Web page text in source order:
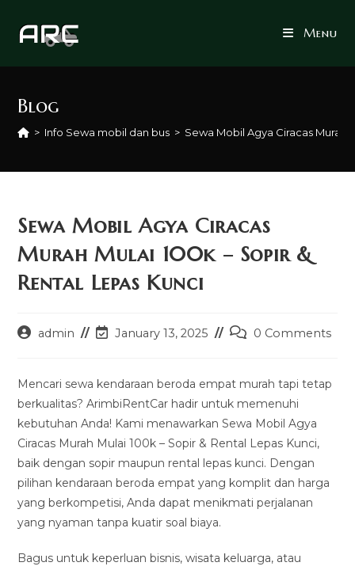
Menu
Blog
> Info Sewa mobil dan bus > Sewa Mobil Agya Ciracas Murah
Sewa Mobil Agya Ciracas
Murah Mulai 100k – Sopir &
Rental Lepas Kunci
Postadmin
PostJanuary 13, 2025
Post0 Comments
Mencari sewa kendaraan beroda empat murah tapi tetap
berkualitas? ArimbiRentCar hadir untuk memenuhi
kebutuhan Anda! Kami menawarkan Sewa Mobil Agya
Ciracas Murah Mulai 100k – Sopir & Rental Lepas Kunci,
baik dengan sopir maupun rental lepas kunci. Dengan
pilihan kendaraan beroda empat yang komplit dan harga
yang berkompetisi, Anda dapat menikmati perjalanan
yang nyaman tanpa kuatir soal biaya.
Bagus untuk keperluan bisnis, wisata keluarga, atau